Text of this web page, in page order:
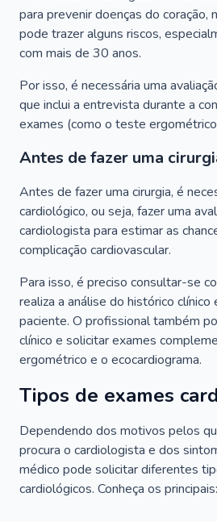
para prevenir doenças do coração,
pode trazer alguns riscos,
com mais de 30 anos.
Por isso, é necessária uma
que inclui a entrevista durante a
exames (como o teste
Antes de fazer uma
Antes de fazer uma cirurgia, é
cardiológico, ou seja, fazer uma
cardiologista para estimar as
complicação cardiovascular.
Para isso, é preciso consultar-se
realiza a análise do histórico
paciente. O profissional também
clínico e solicitar exames
ergométrico e o ecocardiograma.
Tipos de exames
Dependendo dos motivos pelos
procura o cardiologista e dos
médico pode solicitar diferentes
cardiológicos. Conheça os principais: